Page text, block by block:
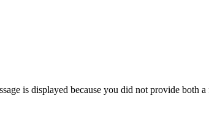
is displayed because you did not provide both a